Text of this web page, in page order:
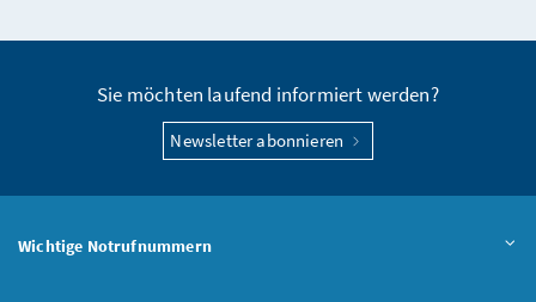
Sie möchten laufend informiert werden?
Newsletter abonnieren
Wichtige Notrufnummern